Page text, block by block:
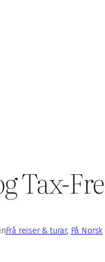
Tax-
inFrå reiser & turar, På Norsk